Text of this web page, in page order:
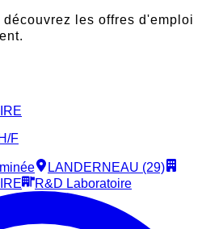
découvrez les offres d'emploi
F
LANDERNEAU (29)
R&D Laboratoire